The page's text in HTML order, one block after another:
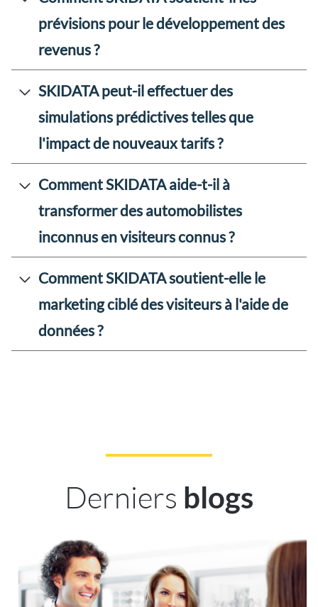
prévisions pour le développement des
revenus ?
SKIDATA peut-il effectuer des
simulations prédictives telles que
l'impact de nouveaux tarifs ?
Comment SKIDATA aide-t-il à
transformer des automobilistes
inconnus en visiteurs connus ?
Comment SKIDATA soutient-elle le
marketing ciblé des visiteurs à l'aide de
données ?
Derniers blogs